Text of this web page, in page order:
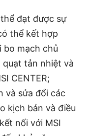
đạt được sự
thể kết hợp
bo mạch chủ
quạt tản nhiệt và
CENTER;
và sửa đổi các
kịch bản và điều
nối với MSI